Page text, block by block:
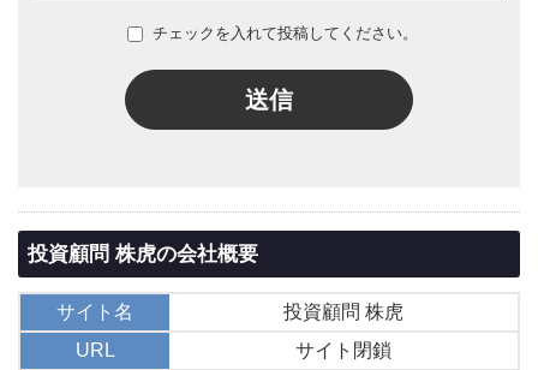
チェックを入れて投稿してください。
送信
投資顧問 株虎の会社概要
サイト名
投資顧問 株虎
URL
サイト閉鎖